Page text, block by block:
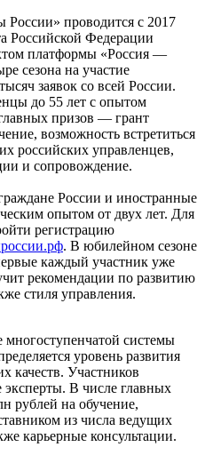
проводится с 2017
Российской Федерации
платформы «Россия —
сезона на участие
заявок со всей России.
до 55 лет с опытом
призов — грант
возможность встретиться
российских управленцев,
и сопровождение.
России и иностранные
опытом от двух лет. Для
регистрацию
. В юбилейном сезоне
каждый участник уже
рекомендации по развитию
стиля управления.
многоступенчатой системы
уровень развития
качеств. Участников
В числе главных
рублей на обучение,
из числа ведущих
карьерные консультации.